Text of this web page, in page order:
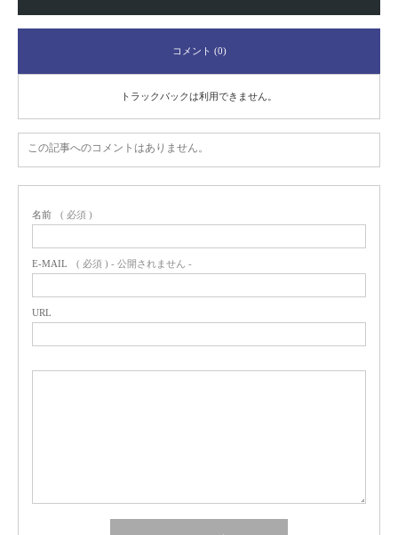
コメント (0)
トラックバックは利用できません。
この記事へのコメントはありません。
名前 ( 必須 )
E-MAIL ( 必須 ) - 公開されません -
URL